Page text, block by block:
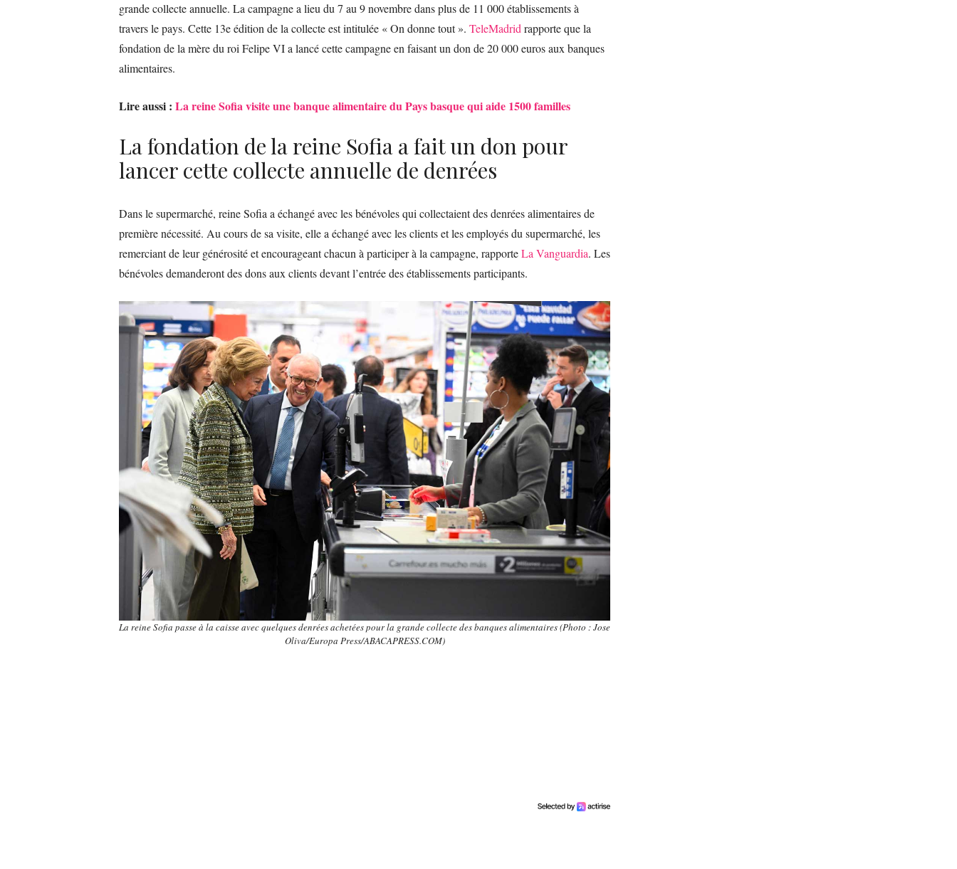
grande collecte annuelle. La campagne a lieu du 7 au 9 novembre dans plus de 11 000 établissements à
travers le pays. Cette 13e édition de la collecte est intitulée « On donne tout ». TeleMadrid rapporte que la
fondation de la mère du roi Felipe VI a lancé cette campagne en faisant un don de 20 000 euros aux banques
alimentaires.
Lire aussi : La reine Sofia visite une banque alimentaire du Pays basque qui aide 1500 familles
La fondation de la reine Sofia a fait un don pour
lancer cette collecte annuelle de denrées
Dans le supermarché, reine Sofia a échangé avec les bénévoles qui collectaient des denrées alimentaires de
première nécessité. Au cours de sa visite, elle a échangé avec les clients et les employés du supermarché, les
remerciant de leur générosité et encourageant chacun à participer à la campagne, rapporteLa Vanguardia. Les
bénévoles demanderont des dons aux clients devant l’entrée des établissements participants.
La reine Sofia passe à la caisse avec quelques denrées achetées pour la grande collecte des banques alimentaires (Photo : Jose
Oliva/Europa Press/ABACAPRESS.COM)